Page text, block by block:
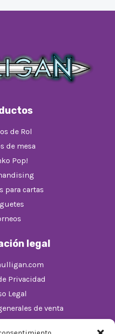
de Rol
de mesa
Pop!
para cartas
legal
Privacidad
Legal
de venta